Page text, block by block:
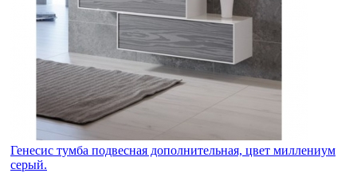
Генесис тумба подвесная дополнительная, цвет миллениум
серый.